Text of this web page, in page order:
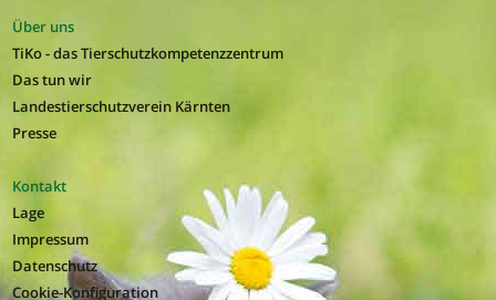
Über uns
TiKo - das Tierschutzkompetenzzentrum
Das tun wir
Landestierschutzverein Kärnten
Presse
Kontakt
Lage
Impressum
Datenschutz
Cookie-Konfiguration